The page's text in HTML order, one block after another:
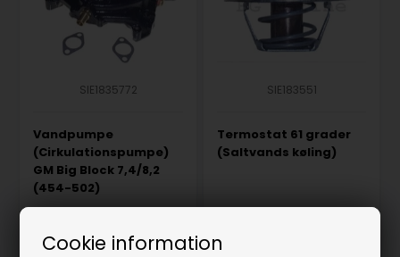
Cookie information
SIE1835772
Vandpumpe
(Cirkulationspumpe)
GM Big Block 7,4/8,2
(454-502)
hverdage
SIE183551
Termostat 61 grader
(Saltvands køling)